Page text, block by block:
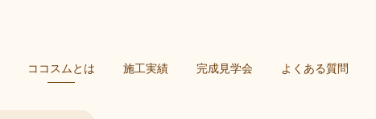
ココスムとは 施工実績 完成見学会 よくある質問